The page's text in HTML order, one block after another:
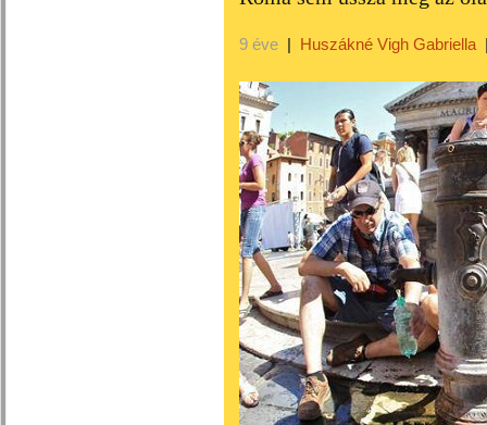
9 éve | Huszákné Vigh Gabriella